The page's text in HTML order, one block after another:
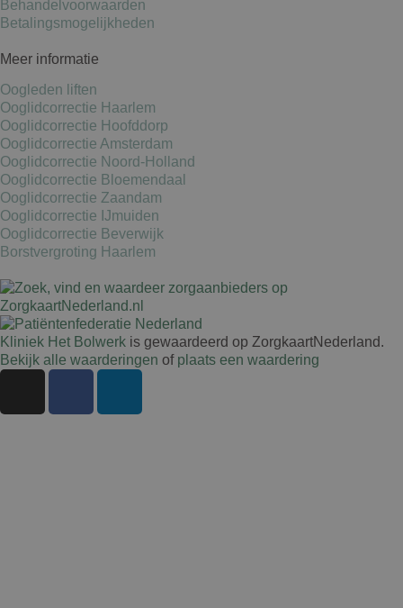
Behandelvoorwaarden
Betalingsmogelijkheden
Meer informatie
Oogleden liften
Ooglidcorrectie Haarlem
Ooglidcorrectie Hoofddorp
Ooglidcorrectie Amsterdam
Ooglidcorrectie Noord-Holland
Ooglidcorrectie Bloemendaal
Ooglidcorrectie Zaandam
Ooglidcorrectie IJmuiden
Ooglidcorrectie Beverwijk
Borstvergroting Haarlem
Kliniek Het Bolwerk is gewaardeerd op ZorgkaartNederland.
Bekijk alle waarderingen of plaats een waardering